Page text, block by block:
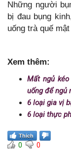
Những người
bị đau bụng
uống trà quế
Xem thêm:
Mất ngủ
uống để ngủ
6 loại gia vị
6 loại thực
Thích
0 0